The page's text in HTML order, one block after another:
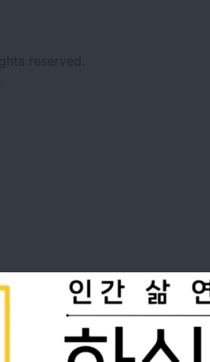
reserved.